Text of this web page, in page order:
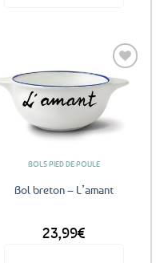
Ajouter
favoris
BOLS PIED DE POULE
Bol breton – L’amant
23,99€